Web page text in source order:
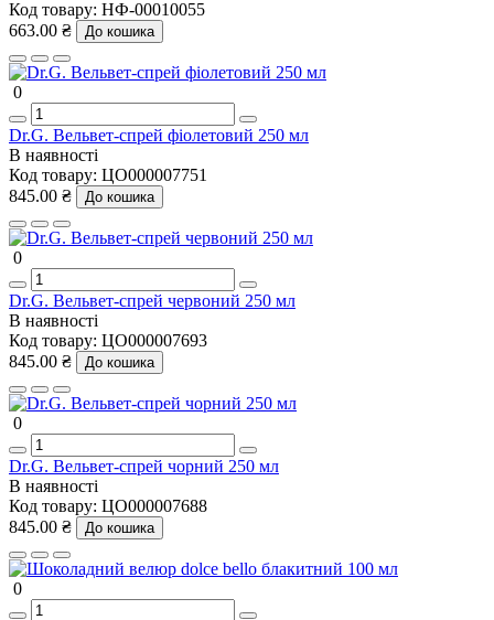
Код товару: НФ-00010055
663.00 ₴
До кошика
0
Dr.G. Вельвет-спрей фіолетовий 250 мл
В наявності
Код товару: ЦО000007751
845.00 ₴
До кошика
0
Dr.G. Вельвет-спрей червоний 250 мл
В наявності
Код товару: ЦО000007693
845.00 ₴
До кошика
0
Dr.G. Вельвет-спрей чорний 250 мл
В наявності
Код товару: ЦО000007688
845.00 ₴
До кошика
0